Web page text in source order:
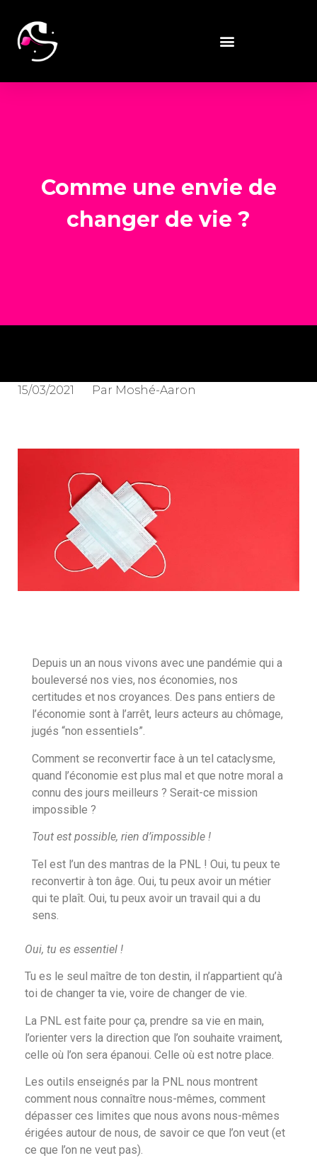
Comme une envie de
changer de vie ?
15/03/2021 Par Moshé-Aaron
Depuis un an nous vivons avec une pandémie qui a
bouleversé nos vies, nos économies, nos
certitudes et nos croyances. Des pans entiers de
l’économie sont à l’arrêt, leurs acteurs au chômage,
jugés “non essentiels”.
Comment se reconvertir face à un tel cataclysme,
quand l’économie est plus mal et que notre moral a
connu des jours meilleurs ? Serait-ce mission
impossible ?
Tout est possible, rien d’impossible !
Tel est l’un des mantras de la PNL ! Oui, tu peux te
reconvertir à ton âge. Oui, tu peux avoir un métier
qui te plaît. Oui, tu peux avoir un travail qui a du
sens.
Oui, tu es essentiel !
Tu es le seul maître de ton destin, il n’appartient qu’à
toi de changer ta vie, voire de changer de vie.
La PNL est faite pour ça, prendre sa vie en main,
l’orienter vers la direction que l’on souhaite vraiment,
celle où l’on sera épanoui. Celle où est notre place.
Les outils enseignés par la PNL nous montrent
comment nous connaître nous-mêmes, comment
dépasser ces limites que nous avons nous-mêmes
érigées autour de nous, de savoir ce que l’on veut (et
ce que l’on ne veut pas).